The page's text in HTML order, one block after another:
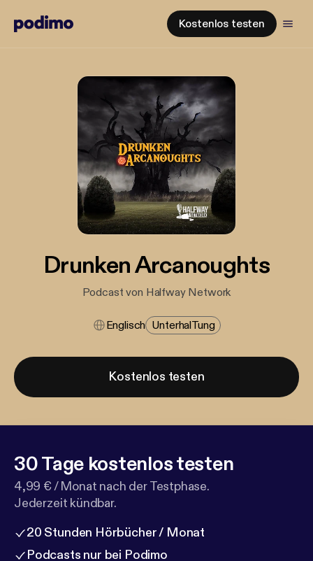
Kostenlos testen
Drunken Arcanoughts
Podcast von Halfway Network
Englisch Unterhal​tung
Kostenlos testen
30 Tage kostenlos testen
4,99 € / Monat nach der Testphase.
Jederzeit kündbar.
20 Stunden Hörbücher / Monat
Podcasts nur bei Podimo